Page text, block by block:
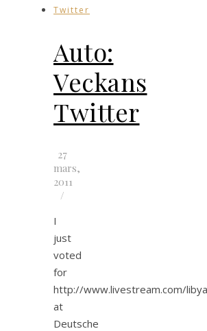
Twitter
Auto:
Veckans
Twitter
27
mars,
2011
/
I
just
voted
for
http://www.livestream.com/
at
Deutsche